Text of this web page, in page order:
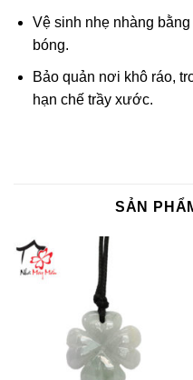
Vệ sinh nhẹ nhàng
bóng.
Bảo quản nơi khô ráo,
hạn chế trầy xước.
SẢN